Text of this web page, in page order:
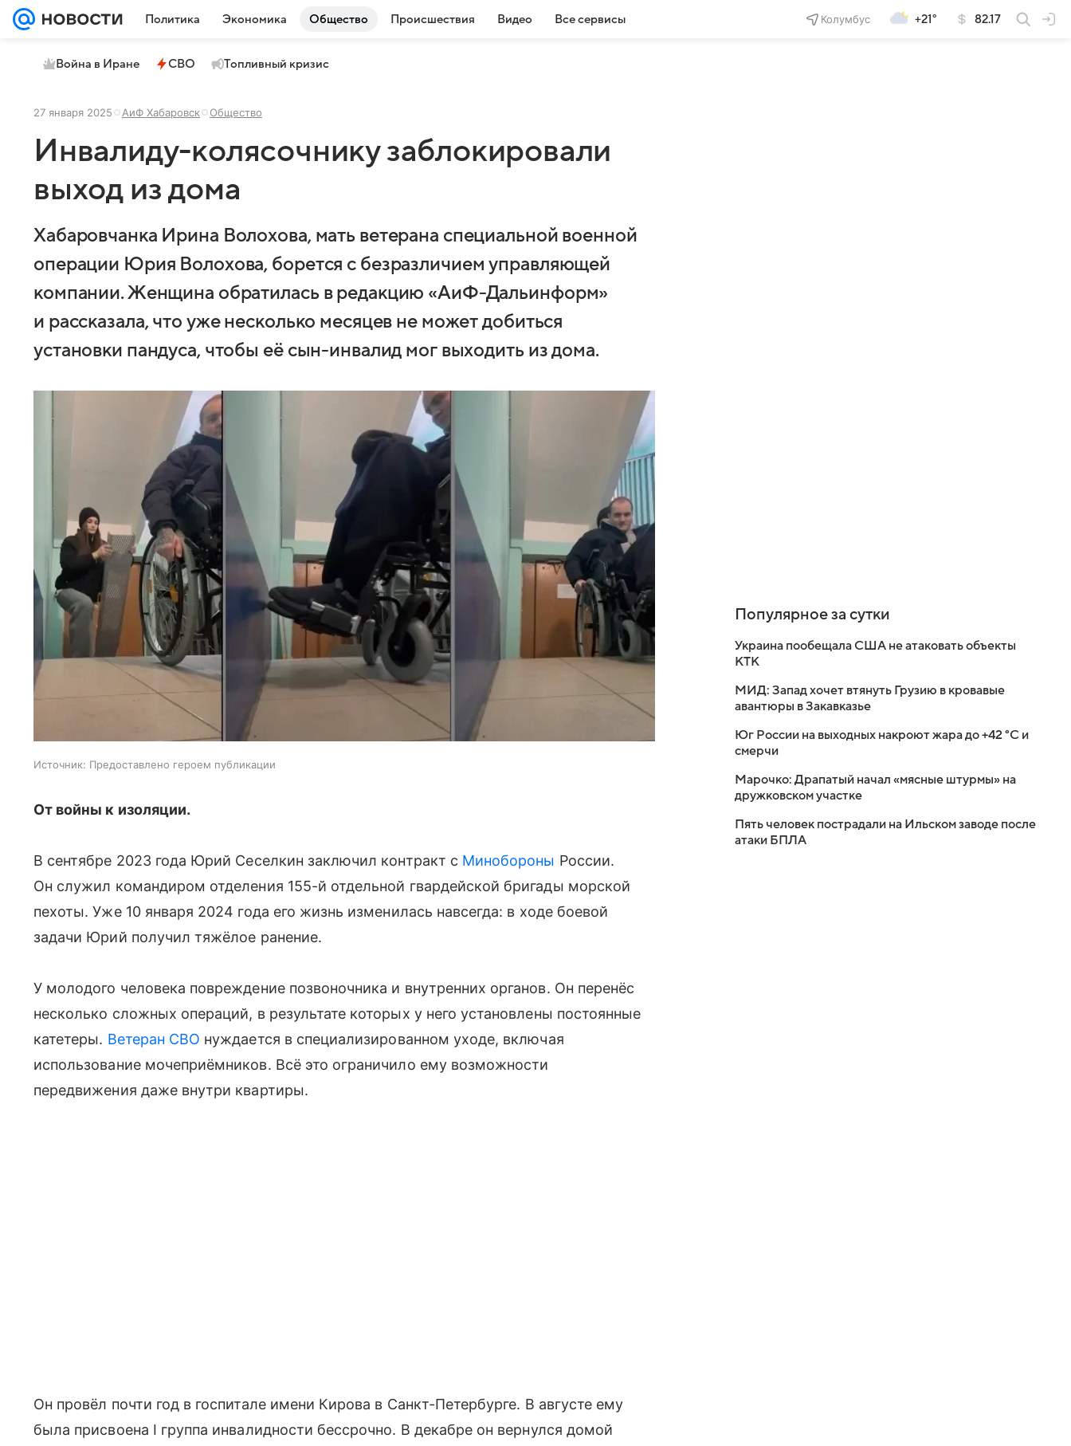
Политика Экономика Общество Происшествия Видео Все сервисы Колумбус +21° 82.17
Война в Иране СВО Топливный кризис
27 января 2025 АиФ Хабаровск Общество
Инвалиду-колясочнику заблокировали
выход из дома
Хабаровчанка Ирина Волохова, мать ветерана специальной военной
операции Юрия Волохова, борется с безразличием управляющей
компании. Женщина обратилась в редакцию «АиФ-Дальинформ»
и рассказала, что уже несколько месяцев не может добиться
установки пандуса, чтобы её сын-инвалид мог выходить из дома.
Источник: Предоставлено героем публикации
От войны к изоляции.
В сентябре 2023 года Юрий Сеселкин заключил контракт с Минобороны России.
Он служил командиром отделения 155-й отдельной гвардейской бригады морской
пехоты. Уже 10 января 2024 года его жизнь изменилась навсегда: в ходе боевой
задачи Юрий получил тяжёлое ранение.
У молодого человека повреждение позвоночника и внутренних органов. Он перенёс
несколько сложных операций, в результате которых у него установлены постоянные
катетеры. Ветеран СВО нуждается в специализированном уходе, включая
использование мочеприёмников. Всё это ограничило ему возможности
передвижения даже внутри квартиры.
Он провёл почти год в госпитале имени Кирова в Санкт-Петербурге. В августе ему
была присвоена I группа инвалидности бессрочно. В декабре он вернулся домой
Популярное за сутки
Украина пообещала США не атаковать объекты
КТК
МИД: Запад хочет втянуть Грузию в кровавые
авантюры в Закавказье
Юг России на выходных накроют жара до +42 °C и
смерчи
Марочко: Драпатый начал «мясные штурмы» на
дружковском участке
Пять человек пострадали на Ильском заводе после
атаки БПЛА